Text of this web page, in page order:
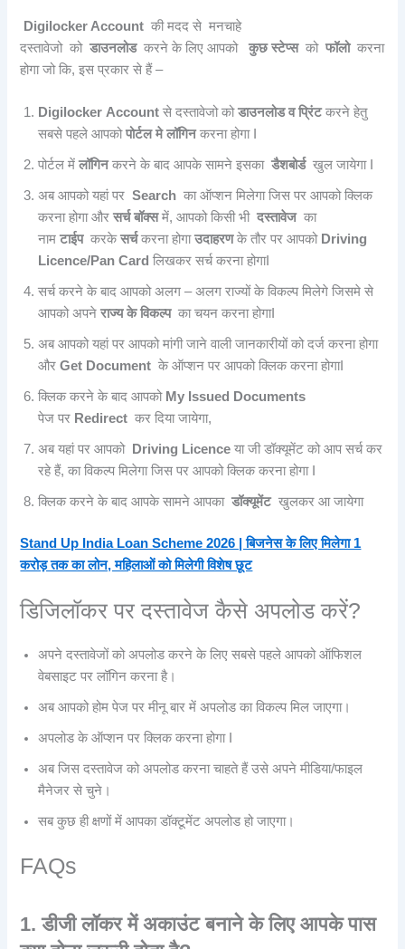
Digilocker Account की मदद से मनचाहे
दस्तावेजो को डाउनलोड करने के लिए आपको कुछ स्टेप्स को फॉलो करना
होगा जो कि, इस प्रकार से हैं –
Digilocker Accountसे दस्तावेजो कोडाउनलोड व प्रिंटकरने हेतु
सबसे पहले आपकोपोर्टल मे लॉगिनकरना होगा I
पोर्टल मेंलॉगिनकरने के बाद आपके सामने इसका डैशबोर्ड खुल जायेगा I
अब आपको यहां पर Search का ऑप्शन मिलेगा जिस पर आपको क्लिक
करना होगा औरसर्च बॉक्समें, आपको किसी भी दस्तावेज का
नामटाईप करकेसर्चकरना होगाउदाहरणके तौर पर आपको Driving
Licence/Pan Cardलिखकर सर्च करना होगाI
सर्च करने के बाद आपको अलग – अलग राज्यों के विकल्प मिलेगे जिसमे से
आपको अपनेराज्य के विकल्प का चयन करना होगाI
अब आपको यहां पर आपको मांगी जाने वाली जानकारीयों को दर्ज करना होगा
औरGet Document के ऑप्शन पर आपको क्लिक करना होगाI
क्लिक करने के बाद आपको My Issued Documents
पेज पर Redirect कर दिया जायेगा,
अब यहां पर आपको Driving Licenceया जी डॉक्यूमेंट को आप सर्च कर
रहे हैं, का विकल्प मिलेगा जिस पर आपको क्लिक करना होगा I
क्लिक करने के बाद आपके सामने आपका डॉक्यूमेंट खुलकर आ जायेगा
Stand Up India Loan Scheme 2026 | बिजनेस के लिए मिलेगा 1
करोड़ तक का लोन, महिलाओं को मिलेगी विशेष छूट
डिजिलॉकर पर दस्तावेज कैसे अपलोड करें?
अपने दस्तावेजों को अपलोड करने के लिए सबसे पहले आपको ऑफिशल
वेबसाइट पर लॉगिन करना है।
अब आपको होम पेज पर मीनू बार में अपलोड का विकल्प मिल जाएगा।
अपलोड के ऑप्शन पर क्लिक करना होगा I
अब जिस दस्तावेज को अपलोड करना चाहते हैं उसे अपने मीडिया/फाइल
मैनेजर से चुने।
सब कुछ ही क्षणों में आपका डॉक्टूमेंट अपलोड हो जाएगा।
FAQs
1. डीजी लॉकर में अकाउंट बनाने के लिए आपके पास